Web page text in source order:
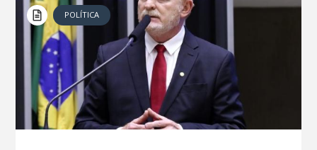
POLÍTICA